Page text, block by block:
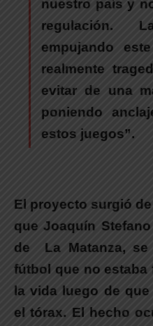
nuestro país y
regulación.
empujando
realmente
evitar de una
poniendo
estos juegos”.
El proyecto surgió
que Joaquín
de La Matanza,
fútbol que no
la vida luego de
el tórax. El hecho